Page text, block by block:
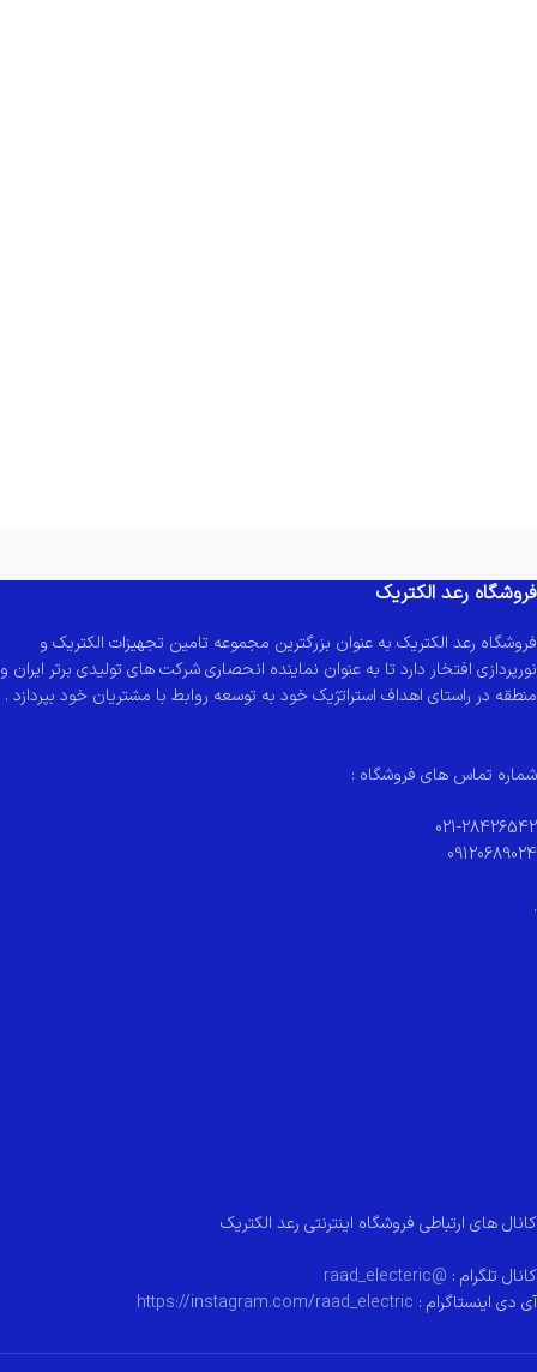
فروشگاه رعد الکتریک
فروشگاه رعد الکتریک به عنوان بزرگترین مجموعه تامین تجهیزات الکتریک و
نورپردازی افتخار دارد تا به عنوان نماینده انحصاری شرکت های تولیدی برتر ایران و
منطقه در راستای اهداف استراتژیک خود به توسعه روابط با مشتریان خود بپردازد .
شماره تماس های فروشگاه :
021-28426542
09120689024
.
کانال های ارتباطی فروشگاه اینترنتی رعد الکتریک
کانال تلگرام : @raad_electeric
آی دی اینستاگرام : https://instagram.com/raad_electric